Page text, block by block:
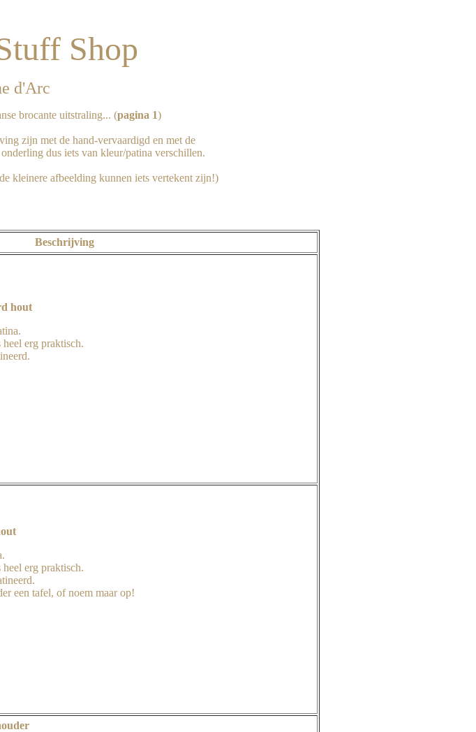
Shop
d'Arc
brocante uitstraling... (pagina 1)
zijn met de hand-vervaardigd en met de
dus iets van kleur/patina verschillen.
Beschrijving
hout
erg praktisch.
erg praktisch.
een tafel, of noem maar op!